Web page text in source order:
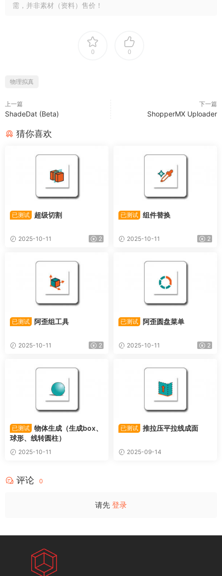
需，并非素材（资料）售价！
0 0
物理拟真
上一篇
ShadeDat (Beta)
下一篇
ShopperMX Uploader
猜你喜欢
已测试 超级切割
2025-10-11 2
已测试 组件替换
2025-10-11 2
已测试 阿歪组工具
2025-10-11 2
已测试 阿歪圆盘菜单
2025-10-11 2
已测试 物体生成（生成box、
球形、线转圆柱）
2025-10-11
已测试 推拉压平拉线成面
2025-09-14
评论 0
请先 登录